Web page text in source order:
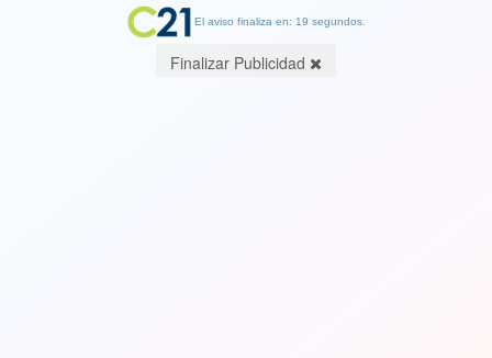
El aviso finaliza en: 19 segundos.
Finalizar Publicidad